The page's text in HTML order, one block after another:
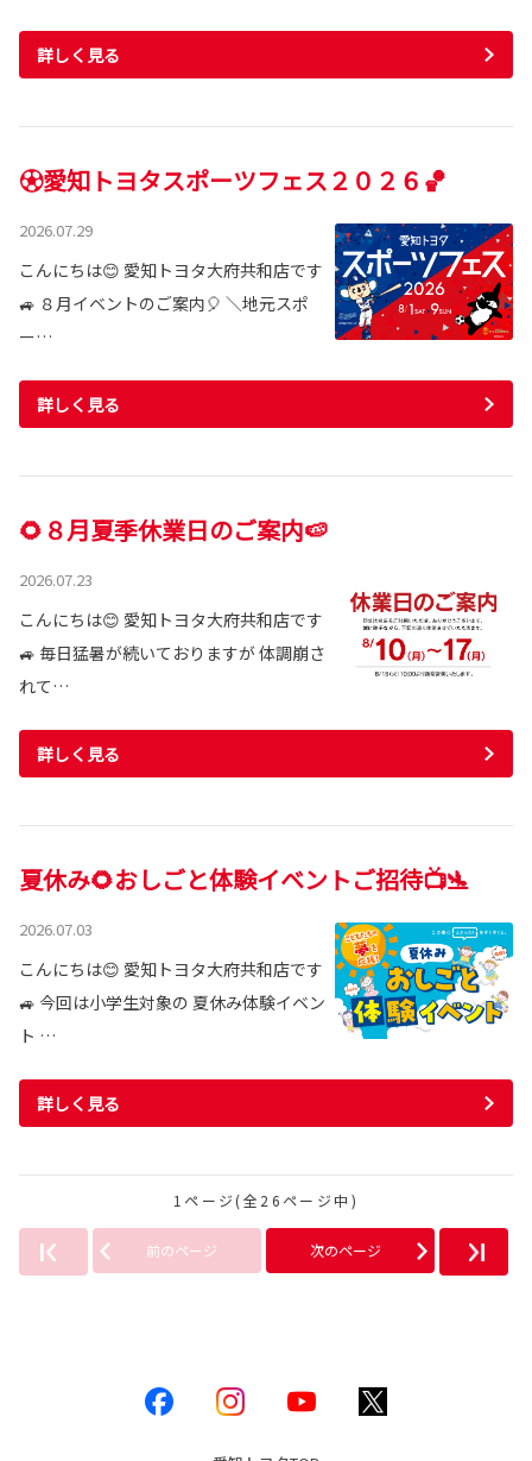
詳しく見る
⚽愛知トヨタスポーツフェス２０２６🏀
2026.07.29
こんにちは😊 愛知トヨタ大府共和店です
🚙 ８月イベントのご案内🎈 ＼地元スポ
ー…
詳しく見る
🌻８月夏季休業日のご案内🍉
2026.07.23
こんにちは😊 愛知トヨタ大府共和店です
🚙 毎日猛暑が続いておりますが 体調崩さ
れて…
詳しく見る
夏休み🌻おしごと体験イベントご招待📺🛬
2026.07.03
こんにちは😊 愛知トヨタ大府共和店です
🚙 今回は小学生対象の 夏休み体験イベン
ト …
詳しく見る
1ページ(全26ページ中)
前のページ 次のページ